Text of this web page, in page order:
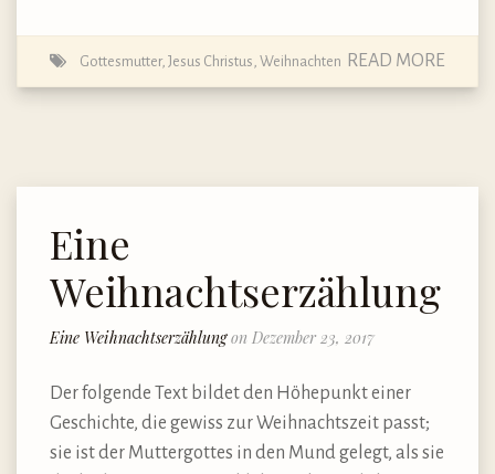
Gottesmutter, Jesus Christus Weihnachten READ MORE
Eine
Weihnachtserzählung
Eine Weihnachtserzählungon Dezember 23, 2017
Der folgende Text bildet den Höhepunkt einer
Geschichte, die gewiss zur Weihnachtszeit passt;
sie ist der Muttergottes in den Mund gelegt, als sie